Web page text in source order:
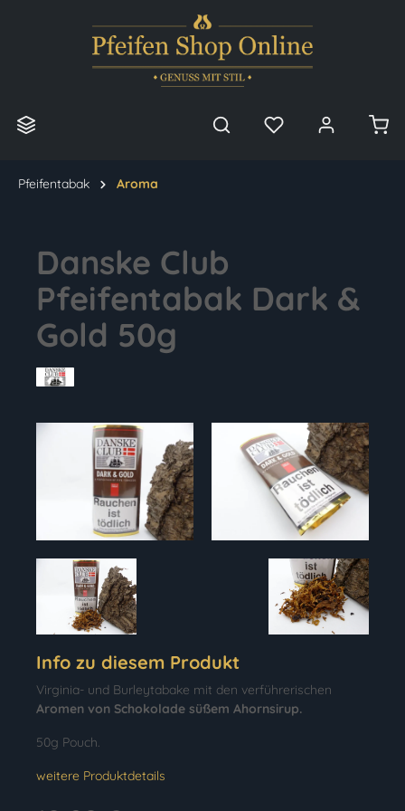
Pfeifentabak Aroma
Danske Club
Pfeifentabak Dark &
Gold 50g
Info zu diesem Produkt
Virginia- und Burleytabake mit den verführerischen
Aromen von Schokolade süßem Ahornsirup.
50g Pouch.
weitere Produktdetails